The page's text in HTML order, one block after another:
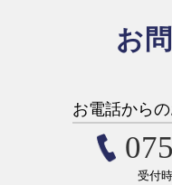
お
お電話から
受付